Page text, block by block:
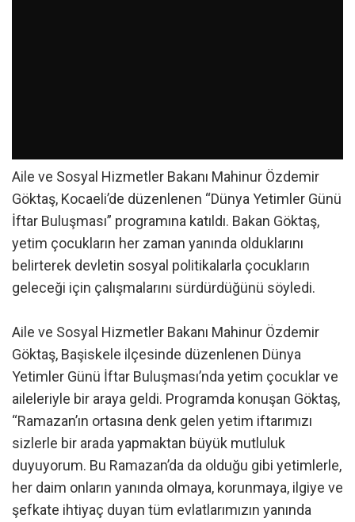
Aile ve Sosyal Hizmetler Bakanı Mahinur Özdemir
Göktaş, Kocaeli’de düzenlenen “Dünya Yetimler Günü
İftar Buluşması” programına katıldı. Bakan Göktaş,
yetim çocukların her zaman yanında olduklarını
belirterek devletin sosyal politikalarla çocukların
geleceği için çalışmalarını sürdürdüğünü söyledi.
Aile ve Sosyal Hizmetler Bakanı Mahinur Özdemir
Göktaş, Başiskele ilçesinde düzenlenen Dünya
Yetimler Günü İftar Buluşması’nda yetim çocuklar ve
aileleriyle bir araya geldi. Programda konuşan Göktaş,
“Ramazan’ın ortasına denk gelen yetim iftarımızı
sizlerle bir arada yapmaktan büyük mutluluk
duyuyorum. Bu Ramazan’da da olduğu gibi yetimlerle,
her daim onların yanında olmaya, korunmaya, ilgiye ve
şefkate ihtiyaç duyan tüm evlatlarımızın yanında